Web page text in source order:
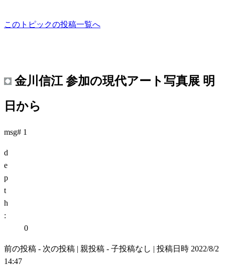
このトピックの投稿一覧へ
金川信江 参加の現代アート写真展 明
日から
msg# 1
d
e
p
t
h
:
0
前の投稿 - 次の投稿 | 親投稿 - 子投稿なし | 投稿日時 2022/8/2
14:47